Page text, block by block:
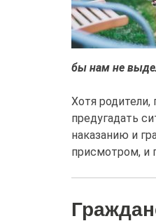
бы нам не
Хотя
предугадать
наказанию и
присмотром, и